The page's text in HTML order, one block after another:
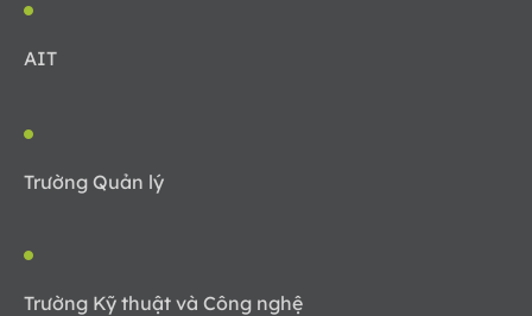
AIT
Trường Quản lý
Trường Kỹ thuật và Công nghệ